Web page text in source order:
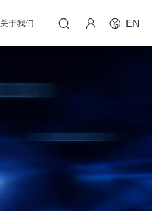
关于我们    EN